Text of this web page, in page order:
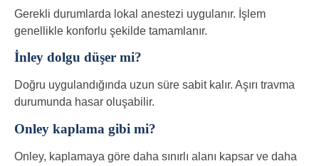
Gerekli durumlarda lokal anestezi uygulanır. İşlem
genellikle konforlu şekilde tamamlanır.
İnley dolgu düşer mi?
Doğru uygulandığında uzun süre sabit kalır. Aşırı travma
durumunda hasar oluşabilir.
Onley kaplama gibi mi?
Onley, kaplamaya göre daha sınırlı alanı kapsar ve daha